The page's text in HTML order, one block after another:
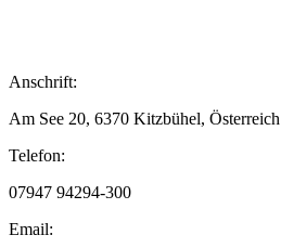
Anschrift:
Am See 20, 6370 Kitzbühel, Österreich
Telefon:
07947 94294-300
Email: